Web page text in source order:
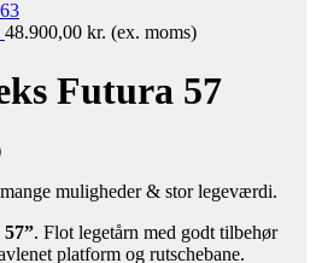
48.900,00 kr. (ex. moms)
Futura 57
muligheder & stor legeværdi.
. Flot legetårn med godt tilbehør
platform og rutschebane.